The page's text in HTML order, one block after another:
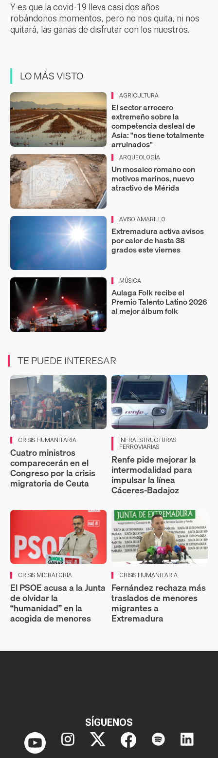
Y es que la covid-19 lleva casi dos años
robándonos momentos, pero no nos quita, ni nos
quitará, las ganas de disfrutar con los nuestros.
LO MÁS VISTO
AGRICULTURA
El sector arrocero
extremeño sobre la
competencia desleal de
Asia: "nos tiene totalmente
arruinados"
ARQUEOLOGÍA
Un mosaico romano con
motivos marinos, nuevo
atractivo de Mérida
AVISO AMARILLO
Extremadura activa avisos
por calor de hasta 38
grados este viernes
MÚSICA
Aulaga Folk recibe el
Premio Talento Latino 2026
al mejor álbum folk
TE PUEDE INTERESAR
CRISIS HUMANITARIA
Cuatro ministros
comparecerán en el
Congreso por la crisis
migratoria de Ceuta
INFRAESTRUCTURAS
FERROVIARIAS
Renfe pide mejorar la
intermodalidad para
impulsar la línea
Cáceres-Badajoz
CRISIS MIGRATORIA
El PSOE acusa a la Junta
de olvidar la
“humanidad” en la
acogida de menores
CRISIS HUMANITARIA
Fernández rechaza más
traslados de menores
migrantes a
Extremadura
SÍGUENOS